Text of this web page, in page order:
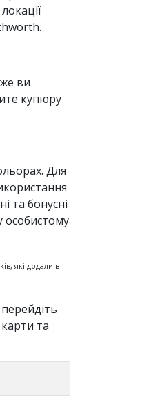
ви
купюру
Для
та бонусні
які додали в
перейдіть
та